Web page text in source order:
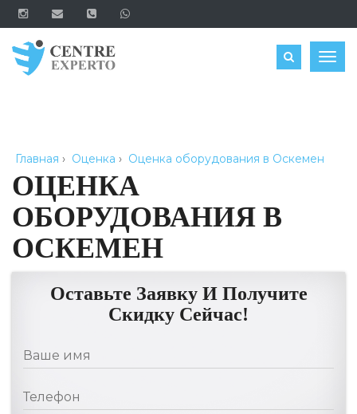
ЗАКАЗАТЬ
Главная › Оценка › Оценка оборудования в Оскемен
ОЦЕНКА
ОБОРУДОВАНИЯ В
ОСКЕМЕН
Оставьте Заявку И Получите
Скидку Сейчас!